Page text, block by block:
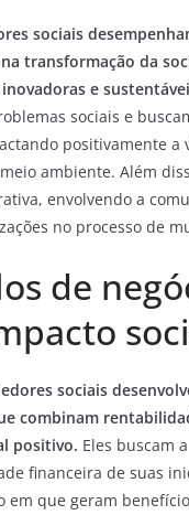
sociais
transformação da
e
sociais e
positivamente a
ambiente. Além
envolvendo a
no processo de
de
sociais
combinam
positivo. Eles buscam a
financeira de suas
em que geram